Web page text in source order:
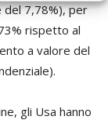
del 7,78%), per
rispetto al
a valore del
gli Usa hanno